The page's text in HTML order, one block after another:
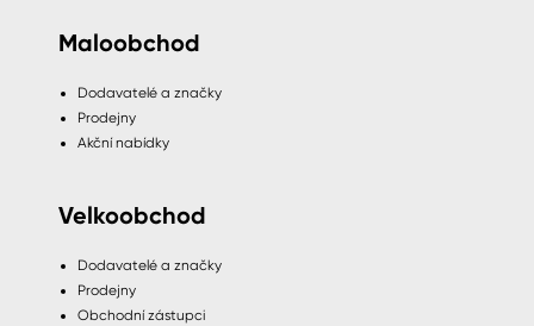
Maloobchod
Dodavatelé a značky
Prodejny
Akční nabídky
Velkoobchod
Dodavatelé a značky
Prodejny
Obchodní zástupci